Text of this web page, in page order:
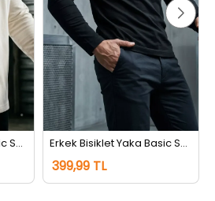
Erkek Bisiklet Yaka Basic Sweatshirt Krem
399,99 TL